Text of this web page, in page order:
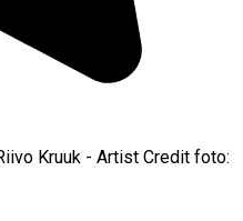
Kruuk - Artist Credit foto: